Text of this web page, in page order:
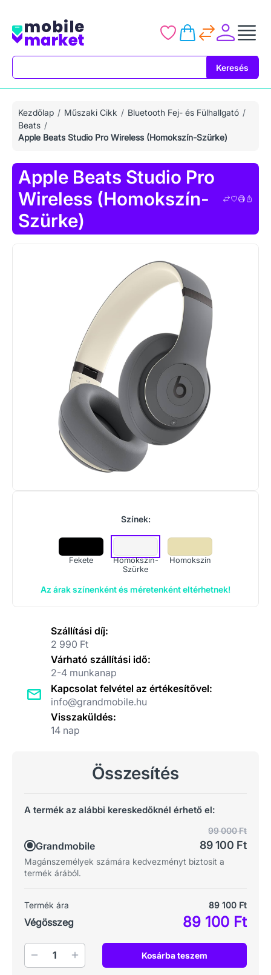
Keresés
Kezdőlap Műszaki Cikk
Bluetooth Fej- és Fülhallgató
Beats
Apple Beats Studio Pro Wireless (Homokszín-Szürke)
Apple Beats Studio Pro
Wireless (Homokszín-
Szürke)
Színek:
Fekete
Homokszín-
Szürke
Homokszín
Az árak színenként és méretenként eltérhetnek!
Szállítási díj:
2 990 Ft
Várható szállítási idő:
2-4 munkanap
Kapcsolat felvétel az értékesítővel:
info@grandmobile.hu
Visszaküldés:
14 nap
Összesítés
A termék az alábbi kereskedőknél érhető el:
Grandmobile
99 000 Ft
89 100 Ft
Magánszemélyek számára kedvezményt biztosít a
termék árából.
Termék ára 89 100 Ft
Végösszeg 89 100 Ft
Mennyiség Kosárba teszem